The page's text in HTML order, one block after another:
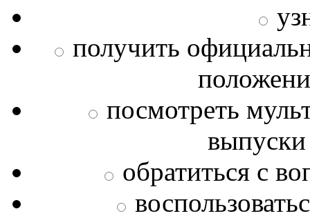
получить
посмотреть
обратиться с